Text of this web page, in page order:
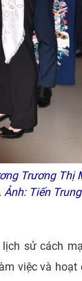
Trương Thị
Tiến
sử cách
việc và